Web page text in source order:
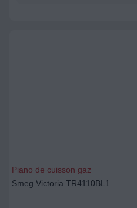
Piano de cuisson gaz
Smeg Victoria TR4110BL1